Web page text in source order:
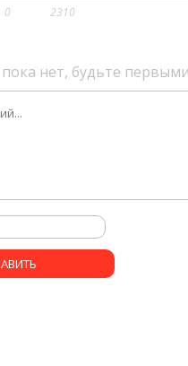
0 2310
нет, будьте